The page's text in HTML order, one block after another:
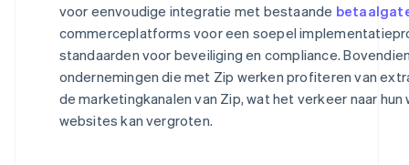
voor eenvoudige integratie met bestaande
commerceplatforms voor een soepel
standaarden voor beveiliging en compliance.
ondernemingen die met Zip werken profiteren van
de marketingkanalen van Zip, wat het verkeer naar hun
websites kan vergroten.